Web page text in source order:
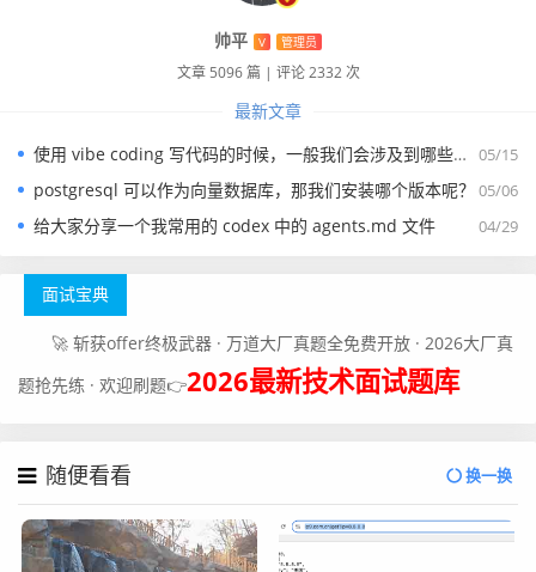
帅平 V 管理员
文章 5096 篇 | 评论 2332 次
最新文章
05/15
使用 vibe coding 写代码的时候，一般我们会涉及到哪些提示词？
05/06
postgresql 可以作为向量数据库，那我们安装哪个版本呢？
04/29
给大家分享一个我常用的 codex 中的 agents.md 文件
面试宝典
🚀 斩获offer终极武器 · 万道大厂真题全免费开放 · 2026大厂真
题抢先练 · 欢迎刷题👉2026最新技术面试题库
随便看看 换一换